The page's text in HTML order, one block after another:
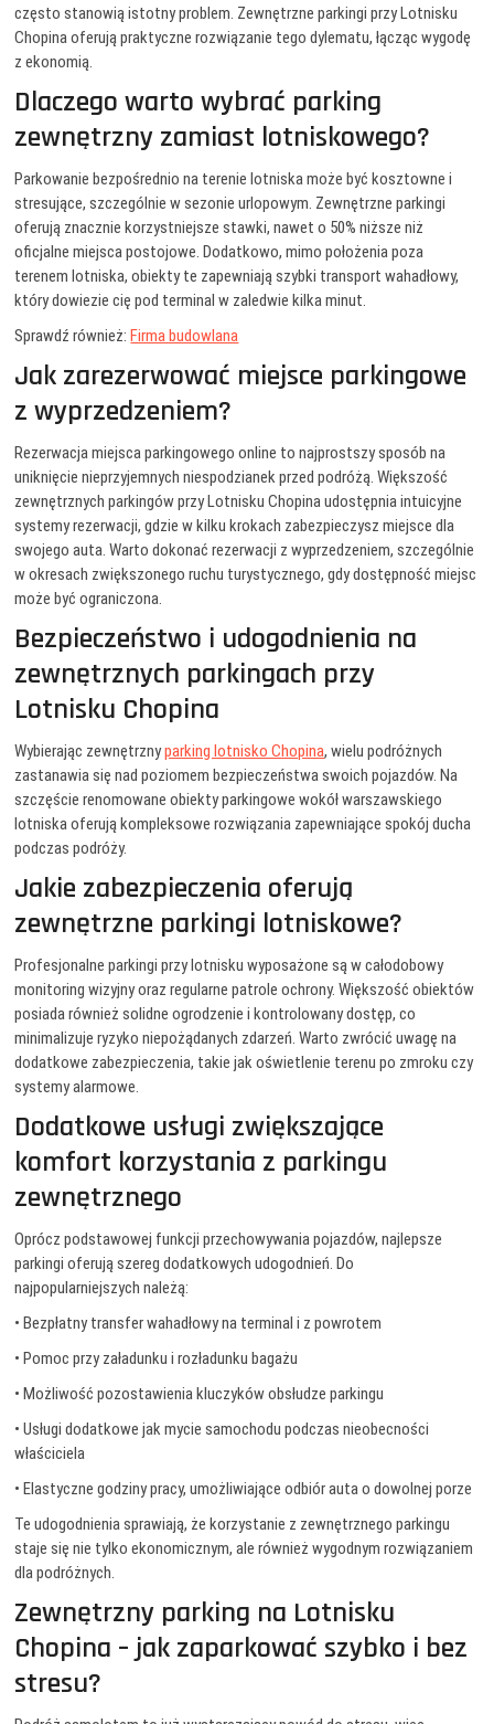
często stanowią istotny problem. Zewnętrzne parkingi przy Lotnisku
Chopina oferują praktyczne rozwiązanie tego dylematu, łącząc wygodę
z ekonomią.
Dlaczego warto wybrać parking
zewnętrzny zamiast lotniskowego?
Parkowanie bezpośrednio na terenie lotniska może być kosztowne i
stresujące, szczególnie w sezonie urlopowym. Zewnętrzne parkingi
oferują znacznie korzystniejsze stawki, nawet o 50% niższe niż
oficjalne miejsca postojowe. Dodatkowo, mimo położenia poza
terenem lotniska, obiekty te zapewniają szybki transport wahadłowy,
który dowiezie cię pod terminal w zaledwie kilka minut.
Sprawdź również:Firma budowlana
Jak zarezerwować miejsce parkingowe
z wyprzedzeniem?
Rezerwacja miejsca parkingowego online to najprostszy sposób na
uniknięcie nieprzyjemnych niespodzianek przed podróżą. Większość
zewnętrznych parkingów przy Lotnisku Chopina udostępnia intuicyjne
systemy rezerwacji, gdzie w kilku krokach zabezpieczysz miejsce dla
swojego auta. Warto dokonać rezerwacji z wyprzedzeniem, szczególnie
w okresach zwiększonego ruchu turystycznego, gdy dostępność miejsc
może być ograniczona.
Bezpieczeństwo i udogodnienia na
zewnętrznych parkingach przy
Lotnisku Chopina
Wybierając zewnętrznyparking lotnisko Chopina, wielu podróżnych
zastanawia się nad poziomem bezpieczeństwa swoich pojazdów. Na
szczęście renomowane obiekty parkingowe wokół warszawskiego
lotniska oferują kompleksowe rozwiązania zapewniające spokój ducha
podczas podróży.
Jakie zabezpieczenia oferują
zewnętrzne parkingi lotniskowe?
Profesjonalne parkingi przy lotnisku wyposażone są w całodobowy
monitoring wizyjny oraz regularne patrole ochrony. Większość obiektów
posiada również solidne ogrodzenie i kontrolowany dostęp, co
minimalizuje ryzyko niepożądanych zdarzeń. Warto zwrócić uwagę na
dodatkowe zabezpieczenia, takie jak oświetlenie terenu po zmroku czy
systemy alarmowe.
Dodatkowe usługi zwiększające
komfort korzystania z parkingu
zewnętrznego
Oprócz podstawowej funkcji przechowywania pojazdów, najlepsze
parkingi oferują szereg dodatkowych udogodnień. Do
najpopularniejszych należą:
• Bezpłatny transfer wahadłowy na terminal i z powrotem
• Pomoc przy załadunku i rozładunku bagażu
• Możliwość pozostawienia kluczyków obsłudze parkingu
• Usługi dodatkowe jak mycie samochodu podczas nieobecności
właściciela
• Elastyczne godziny pracy, umożliwiające odbiór auta o dowolnej porze
Te udogodnienia sprawiają, że korzystanie z zewnętrznego parkingu
staje się nie tylko ekonomicznym, ale również wygodnym rozwiązaniem
dla podróżnych.
Zewnętrzny parking na Lotnisku
Chopina – jak zaparkować szybko i bez
stresu?